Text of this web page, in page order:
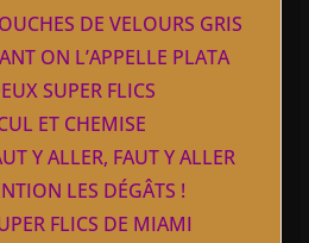
DE VELOURS GRIS
ON L’APPELLE PLATA
SUPER FLICS
ET CHEMISE
Y ALLER, FAUT Y ALLER
LES DÉGÂTS !
FLICS DE MIAMI